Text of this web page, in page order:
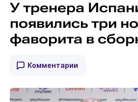
У тренера
появились три
фаворита в
Комментарии